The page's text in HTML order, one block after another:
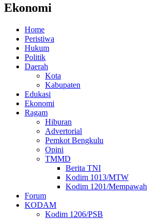
Ekonomi
Home
Peristiwa
Hukum
Politik
Daerah
Kota
Kabupaten
Edukasi
Ekonomi
Ragam
Hiburan
Advertorial
Pemkot Bengkulu
Opini
TMMD
Berita TNI
Kodim 1013/MTW
Kodim 1201/Mempawah
Forum
KODAM
Kodim 1206/PSB